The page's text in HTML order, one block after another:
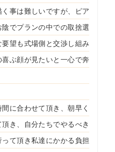
事は難しいですが、ピア
でプランの中での取捨選
望も式場側と交渉し組み
ぶ顔が見たいと一心で奔
に合わせて頂き、朝早く
き、自分たちでやるべき
て頂き私達にかかる負担